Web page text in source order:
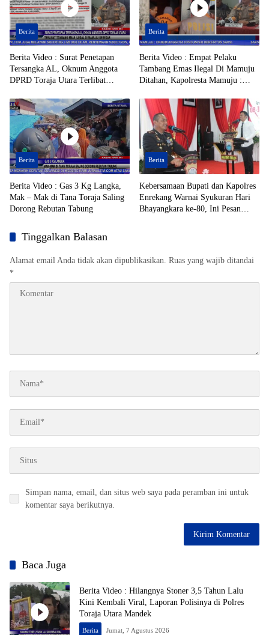
Berita
Berita Video : Surat Penetapan
Tersangka AL, Oknum Anggota
DPRD Toraja Utara Terlibat
Beredar
Berita
Berita Video : Empat Pelaku
Tambang Emas Ilegal Di Mamuju
Ditahan, Kapolresta Mamuju :
Berstatus Saksi
Berita
Berita Video : Gas 3 Kg Langka,
Mak – Mak di Tana Toraja Saling
Dorong Rebutan Tabung
Berita
Kebersamaan Bupati dan Kapolres
Enrekang Warnai Syukuran Hari
Bhayangkara ke-80, Ini Pesan
Tinggalkan Balasan
Alamat email Anda tidak akan dipublikasikan. Ruas yang wajib ditandai
*
Simpan nama, email, dan situs web saya pada peramban ini untuk
komentar saya berikutnya.
Baca Juga
Berita Video : Hilangnya Stoner 3,5 Tahun Lalu
Kini Kembali Viral, Laporan Polisinya di Polres
Toraja Utara Mandek
Berita Jumat, 7 Agustus 2026